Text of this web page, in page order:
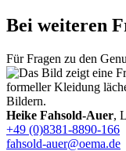
Bei weiteren
Für Fragen zu den
Heike Fahsold-Auer,
+49 (0)8381-8890-166
fahsold-auer@oema.de